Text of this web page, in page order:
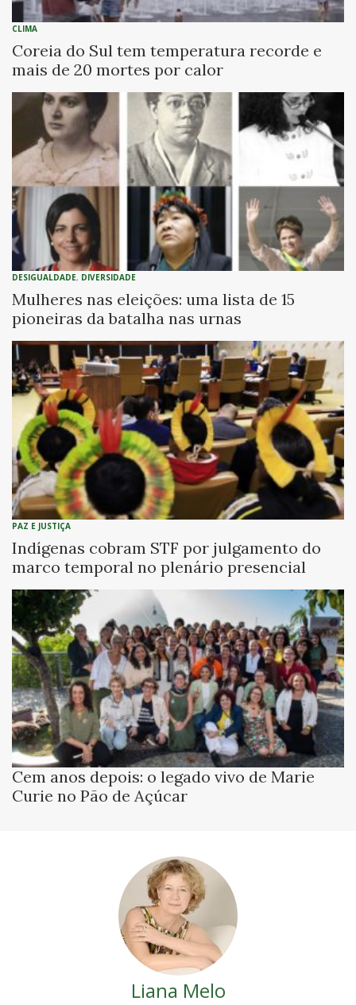
CLIMA
Coreia do Sul tem temperatura recorde e
mais de 20 mortes por calor
DESIGUALDADE, DIVERSIDADE
Mulheres nas eleições: uma lista de 15
pioneiras da batalha nas urnas
PAZ E JUSTIÇA
Indígenas cobram STF por julgamento do
marco temporal no plenário presencial
Cem anos depois: o legado vivo de Marie
Curie no Pão de Açúcar
Liana Melo